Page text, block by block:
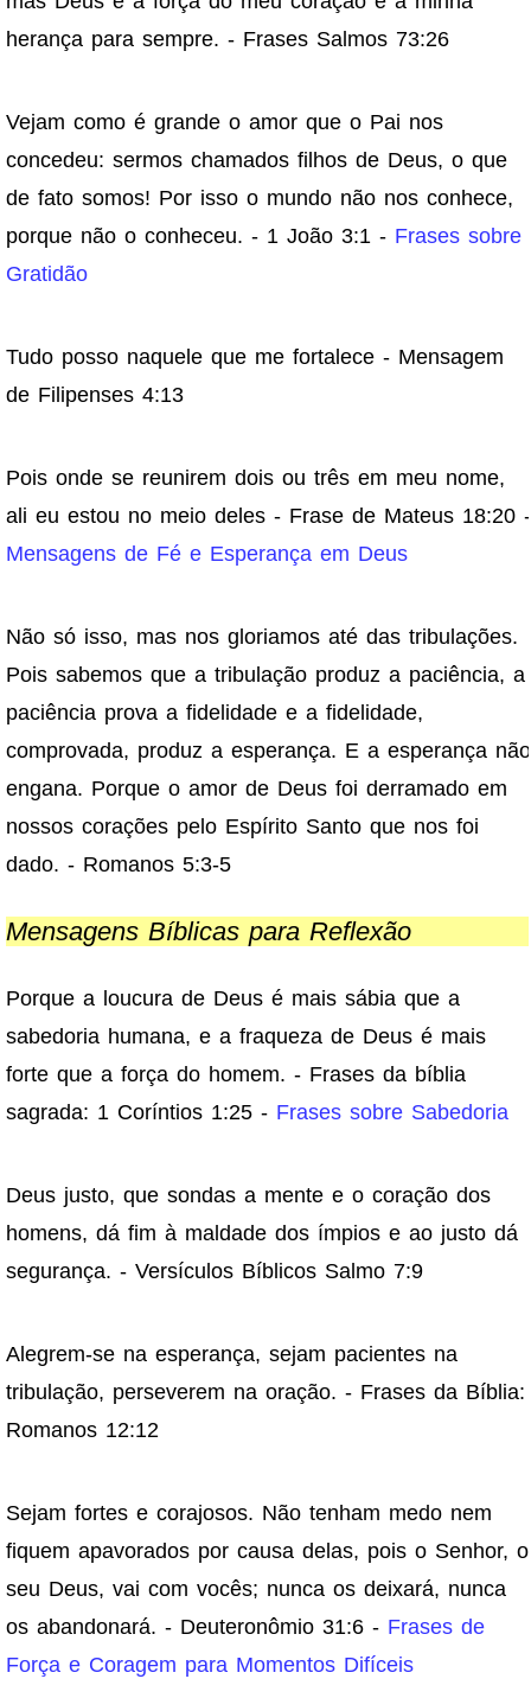
herança para sempre. - Frases Salmos 73:26
Vejam como é grande o amor que o Pai nos
concedeu: sermos chamados filhos de Deus, o que
de fato somos! Por isso o mundo não nos conhece,
porque não o conheceu. - 1 João 3:1 - Frases sobre
Gratidão
Tudo posso naquele que me fortalece - Mensagem
de Filipenses 4:13
Pois onde se reunirem dois ou três em meu nome,
ali eu estou no meio deles - Frase de Mateus 18:20 -
Mensagens de Fé e Esperança em Deus
Não só isso, mas nos gloriamos até das tribulações.
Pois sabemos que a tribulação produz a paciência, a
paciência prova a fidelidade e a fidelidade,
comprovada, produz a esperança. E a esperança não
engana. Porque o amor de Deus foi derramado em
nossos corações pelo Espírito Santo que nos foi
dado. - Romanos 5:3-5
Mensagens Bíblicas para Reflexão
Porque a loucura de Deus é mais sábia que a
sabedoria humana, e a fraqueza de Deus é mais
forte que a força do homem. - Frases da bíblia
sagrada: 1 Coríntios 1:25 - Frases sobre Sabedoria
Deus justo, que sondas a mente e o coração dos
homens, dá fim à maldade dos ímpios e ao justo dá
segurança. - Versículos Bíblicos Salmo 7:9
Alegrem-se na esperança, sejam pacientes na
tribulação, perseverem na oração. - Frases da Bíblia:
Romanos 12:12
Sejam fortes e corajosos. Não tenham medo nem
fiquem apavorados por causa delas, pois o Senhor, o
seu Deus, vai com vocês; nunca os deixará, nunca
os abandonará. - Deuteronômio 31:6 - Frases de
Força e Coragem para Momentos Difíceis